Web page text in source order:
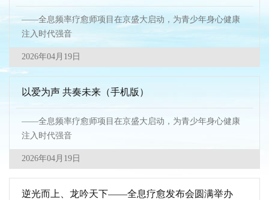
——全息频率疗愈师项目在京盛大启动，为青少年身心健康
注入时代强音
2026年04月19日
以爱为声 共奏未来（手机版）
——全息频率疗愈师项目在京盛大启动，为青少年身心健康
注入时代强音
2026年04月19日
逆光而上、龙吟天下——全息疗愈发布会圆满举办